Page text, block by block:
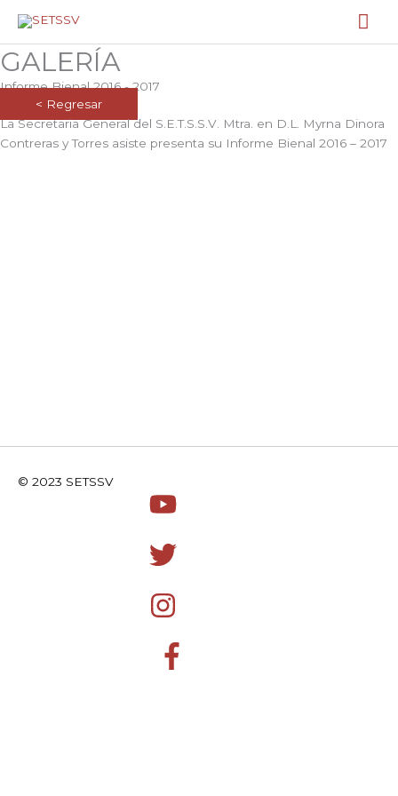
contenido
GALERÍA
Informe Bienal 2016 - 2017
< Regresar
La Secretaria General del S.E.T.S.S.V. Mtra. en D.L. Myrna Dinora
Contreras y Torres asiste presenta su Informe Bienal 2016 – 2017
© 2023 SETSSV